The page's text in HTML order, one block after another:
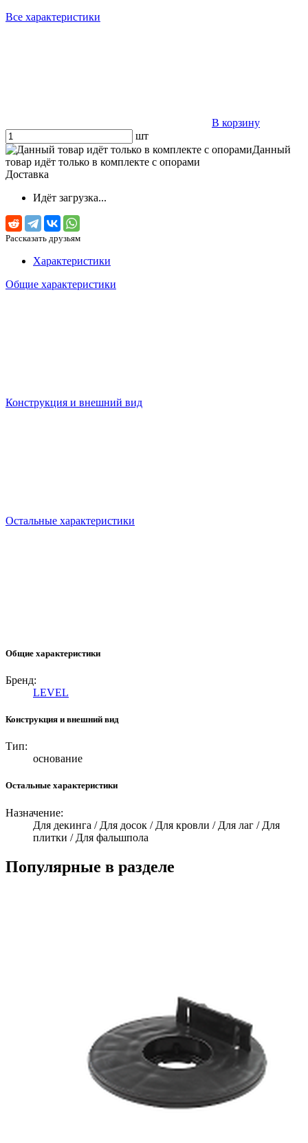
Все характеристики
В корзину
шт
Данный
товар идёт только в комплекте с опорами
Доставка
Идёт загрузка...
Рассказать друзьям
Характеристики
Общие характеристики
Конструкция и внешний вид
Остальные характеристики
Общие характеристики
Бренд:
LEVEL
Конструкция и внешний вид
Тип:
основание
Остальные характеристики
Назначение:
Для декинга / Для досок / Для кровли / Для лаг / Для
плитки / Для фальшпола
Популярные в разделе